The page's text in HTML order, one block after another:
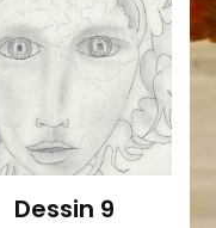
Dessin 9